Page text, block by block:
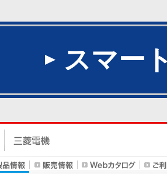
スマー